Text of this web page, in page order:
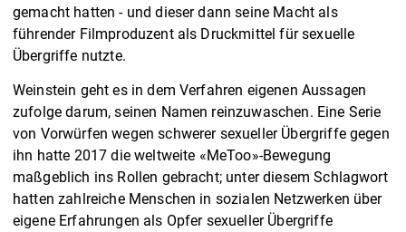
gemacht hatten - und dieser dann seine Macht als
führender Filmproduzent als Druckmittel für sexuelle
Übergriffe nutzte.
Weinstein geht es in dem Verfahren eigenen Aussagen
zufolge darum, seinen Namen reinzuwaschen. Eine Serie
von Vorwürfen wegen schwerer sexueller Übergriffe gegen
ihn hatte 2017 die weltweite «MeToo»-Bewegung
maßgeblich ins Rollen gebracht; unter diesem Schlagwort
hatten zahlreiche Menschen in sozialen Netzwerken über
eigene Erfahrungen als Opfer sexueller Übergriffe